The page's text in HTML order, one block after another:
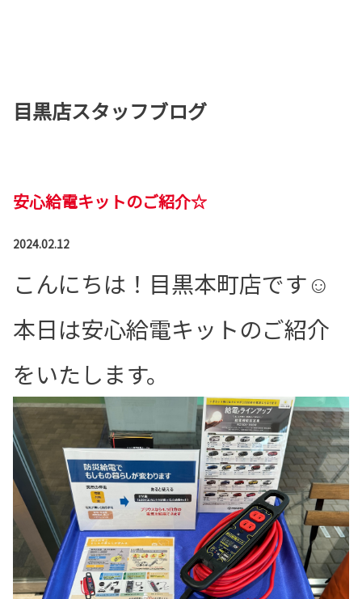
目黒店スタッフブログ
安心給電キットのご紹介☆
2024.02.12
こんにちは！目黒本町店です☺
本日は安心給電キットのご紹介
をいたします。